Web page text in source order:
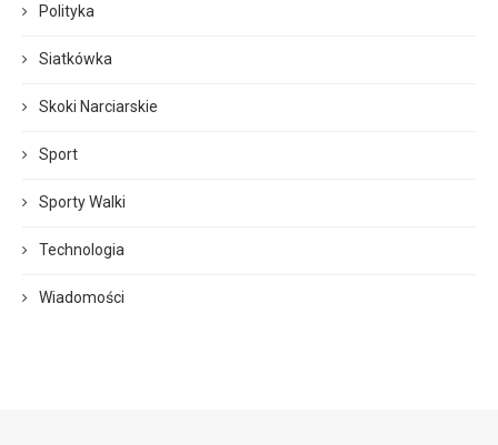
Polityka
Siatkówka
Skoki Narciarskie
Sport
Sporty Walki
Technologia
Wiadomości